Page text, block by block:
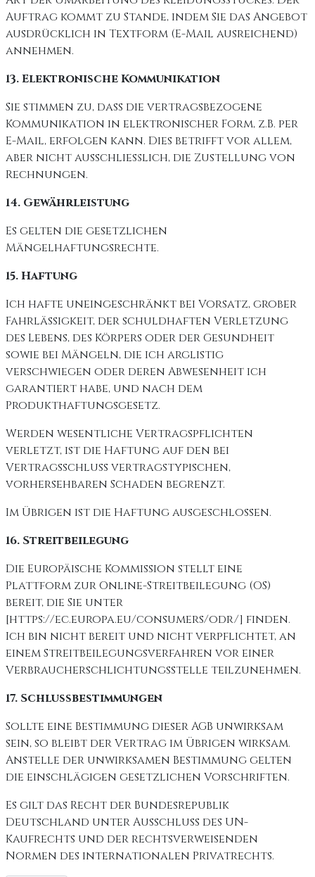
Auftrag kommt zu Stande, indem Sie das Angebot
ausdrücklich in Textform (E-Mail ausreichend)
annehmen.
13. Elektronische Kommunikation
Sie stimmen zu, dass die vertragsbezogene
Kommunikation in elektronischer Form, z.B. per
E-Mail, erfolgen kann. Dies betrifft vor allem,
aber nicht ausschließlich, die Zustellung von
Rechnungen.
14. Gewährleistung
Es gelten die gesetzlichen
Mängelhaftungsrechte.
15. Haftung
Ich hafte uneingeschränkt bei Vorsatz, grober
Fahrlässigkeit, der schuldhaften Verletzung
des Lebens, des Körpers oder der Gesundheit
sowie bei Mängeln, die ich arglistig
verschwiegen oder deren Abwesenheit ich
garantiert habe, und nach dem
Produkthaftungsgesetz.
Werden wesentliche Vertragspflichten
verletzt, ist die Haftung auf den bei
Vertragsschluss vertragstypischen,
vorhersehbaren Schaden begrenzt.
Im Übrigen ist die Haftung ausgeschlossen.
16. Streitbeilegung
Die Europäische Kommission stellt eine
Plattform zur Online-Streitbeilegung (OS)
bereit, die Sie unter
[https://ec.europa.eu/consumers/odr/] finden.
Ich bin nicht bereit und nicht verpflichtet, an
einem Streitbeilegungsverfahren vor einer
Verbraucherschlichtungsstelle teilzunehmen.
17. Schlussbestimmungen
Sollte eine Bestimmung dieser AGB unwirksam
sein, so bleibt der Vertrag im Übrigen wirksam.
Anstelle der unwirksamen Bestimmung gelten
die einschlägigen gesetzlichen Vorschriften.
Es gilt das Recht der Bundesrepublik
Deutschland unter Ausschluss des UN-
Kaufrechts und der rechtsverweisenden
Normen des internationalen Privatrechts.